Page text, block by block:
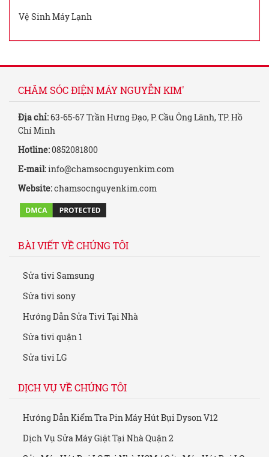
Vệ Sinh Máy Lạnh
CHĂM SÓC ĐIỆN MÁY NGUYỄN KIM'
Địa chỉ:63-65-67 Trần Hưng Đạo, P. Cầu Ông Lãnh, TP. Hồ
Chí Minh
Hotline:0852081800
E-mail:info@chamsocnguyenkim.com
Website:chamsocnguyenkim.com
BÀI VIẾT VỀ CHÚNG TÔI
Sửa tivi Samsung
Sửa tivi sony
Hướng Dẫn Sửa Tivi Tại Nhà
Sửa tivi quận 1
Sửa tivi LG
DỊCH VỤ VỀ CHÚNG TÔI
Hướng Dẫn Kiểm Tra Pin Máy Hút Bụi Dyson V12
Dịch Vụ Sửa Máy Giặt Tại Nhà Quận 2